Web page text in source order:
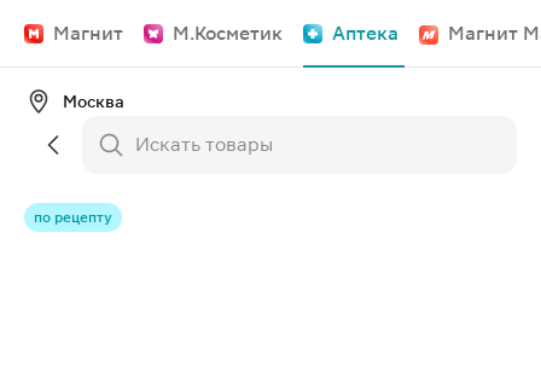
Магнит М.Косметик Аптека Магнит
Москва
по рецепту